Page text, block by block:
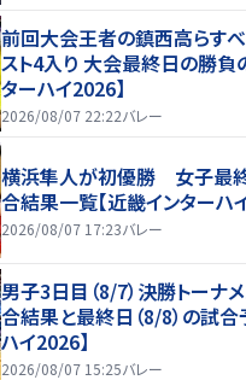
前回大会王者の鎮西高らす
スト4入り 大会最終日の勝負
ターハイ2026】
2026/08/07 22:22バレー
横浜隼人が初優勝 女子最
合結果一覧【近畿インターハ
2026/08/07 17:23バレー
男子3日目（8/7）決勝トーナ
合結果と最終日（8/8）の試合
ハイ2026】
2026/08/07 15:25バレー